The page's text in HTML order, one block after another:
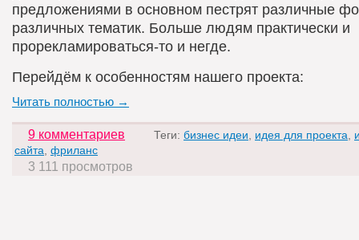
предложениями в основном пестрят различные
различных тематик. Больше людям практически и
прорекламироваться-то и негде.
Перейдём к особенностям нашего проекта:
Читать полностью →
9 комментариев Теги: бизнес идеи идея для проекта
сайта фриланс
3 111 просмотров